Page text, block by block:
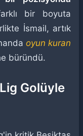
bir boyuta
İsmail, artık
oyun kuran
büründü.
Golüyle